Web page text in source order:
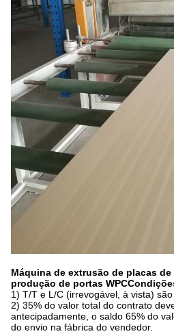
Máquina de extrusão de placas
produção de portas WPC
1) T/T e L/C (irrevogável, à vista)
2) 35% do valor total do contrato
antecipadamente, o saldo 65% do
do envio na fábrica do vendedor.